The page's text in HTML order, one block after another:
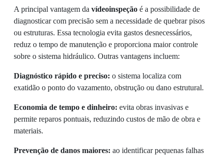
A principal vantagem da vídeoinspeção é a possibilidade de
diagnosticar com precisão sem a necessidade de quebrar pisos
ou estruturas. Essa tecnologia evita gastos desnecessários,
reduz o tempo de manutenção e proporciona maior controle
sobre o sistema hidráulico. Outras vantagens incluem:
Diagnóstico rápido e preciso: o sistema localiza com
exatidão o ponto do vazamento, obstrução ou dano estrutural.
Economia de tempo e dinheiro: evita obras invasivas e
permite reparos pontuais, reduzindo custos de mão de obra e
materiais.
Prevenção de danos maiores: ao identificar pequenas falhas